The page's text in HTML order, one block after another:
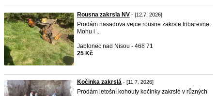
Rousna zakrsla NV - [12.7. 2026]
Prodám nasadova vejce rousne zakrsle tribarevne.
Mohu i ...
Jablonec nad Nisou - 468 71
25 Kč
Kočinka zakrslá - [11.7. 2026]
Prodám letošní kohouty kočinky zakrslé v různých